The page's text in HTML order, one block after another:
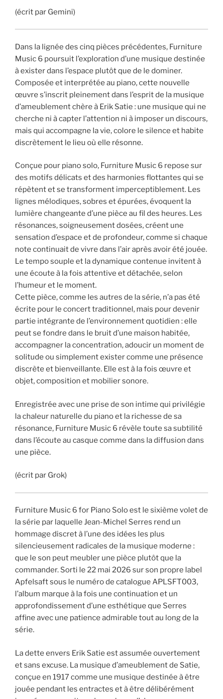
(écrit par Gemini)
Dans la lignée des cinq pièces précédentes, Furniture
Music 6 poursuit l’exploration d’une musique destinée
à exister dans l’espace plutôt que de le dominer.
Composée et interprétée au piano, cette nouvelle
œuvre s’inscrit pleinement dans l’esprit de la musique
d’ameublement chère à Erik Satie : une musique qui ne
cherche ni à capter l’attention ni à imposer un discours,
mais qui accompagne la vie, colore le silence et habite
discrètement le lieu où elle résonne.
Conçue pour piano solo, Furniture Music 6 repose sur
des motifs délicats et des harmonies flottantes qui se
répètent et se transforment imperceptiblement. Les
lignes mélodiques, sobres et épurées, évoquent la
lumière changeante d’une pièce au fil des heures. Les
résonances, soigneusement dosées, créent une
sensation d’espace et de profondeur, comme si chaque
note continuait de vivre dans l’air après avoir été jouée.
Le tempo souple et la dynamique contenue invitent à
une écoute à la fois attentive et détachée, selon
l’humeur et le moment.
Cette pièce, comme les autres de la série, n’a pas été
écrite pour le concert traditionnel, mais pour devenir
partie intégrante de l’environnement quotidien : elle
peut se fondre dans le bruit d’une maison habitée,
accompagner la concentration, adoucir un moment de
solitude ou simplement exister comme une présence
discrète et bienveillante. Elle est à la fois œuvre et
objet, composition et mobilier sonore.
Enregistrée avec une prise de son intime qui privilégie
la chaleur naturelle du piano et la richesse de sa
résonance, Furniture Music 6 révèle toute sa subtilité
dans l’écoute au casque comme dans la diffusion dans
une pièce.
(écrit par Grok)
Furniture Music 6 for Piano Solo est le sixième volet de
la série par laquelle Jean-Michel Serres rend un
hommage discret à l’une des idées les plus
silencieusement radicales de la musique moderne :
que le son peut meubler une pièce plutôt que la
commander. Sorti le 22 mai 2026 sur son propre label
Apfelsaft sous le numéro de catalogue APLSFT003,
l’album marque à la fois une continuation et un
approfondissement d’une esthétique que Serres
affine avec une patience admirable tout au long de la
série.
La dette envers Erik Satie est assumée ouvertement
et sans excuse. La musique d’ameublement de Satie,
conçue en 1917 comme une musique destinée à être
jouée pendant les entractes et à être délibérément